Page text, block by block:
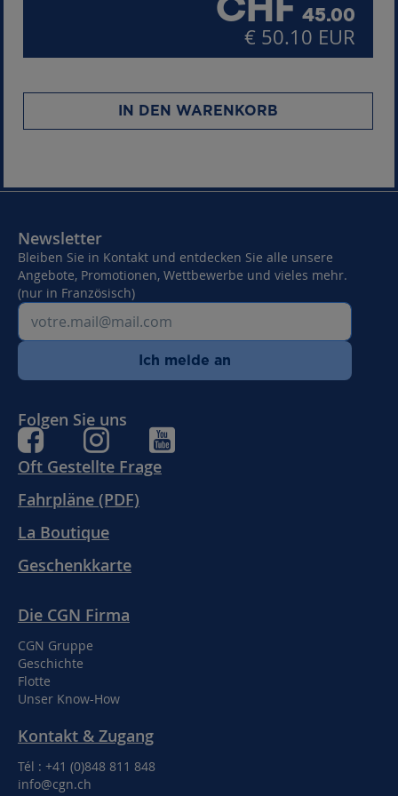
45.00
€ 50.10 EUR
IN DEN WARENKORB
Oft Gestellte Frage
Fahrpläne (PDF)
La Boutique
Geschenkkarte
Die CGN Firma
CGN Gruppe
Geschichte
Flotte
Unser Know-How
Kontakt & Zugang
Tél : +41 (0)848 811 848
info@cgn.ch
Newsletter
Bleiben Sie in Kontakt und entdecken Sie alle unsere
Angebote, Promotionen, Wettbewerbe und vieles mehr.
(nur in Französisch)
Ich melde an
Folgen Sie uns